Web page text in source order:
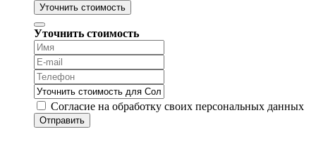
Уточнить стоимость
Уточнить стоимость
Согласие на обработку своих персональных данных
Отправить